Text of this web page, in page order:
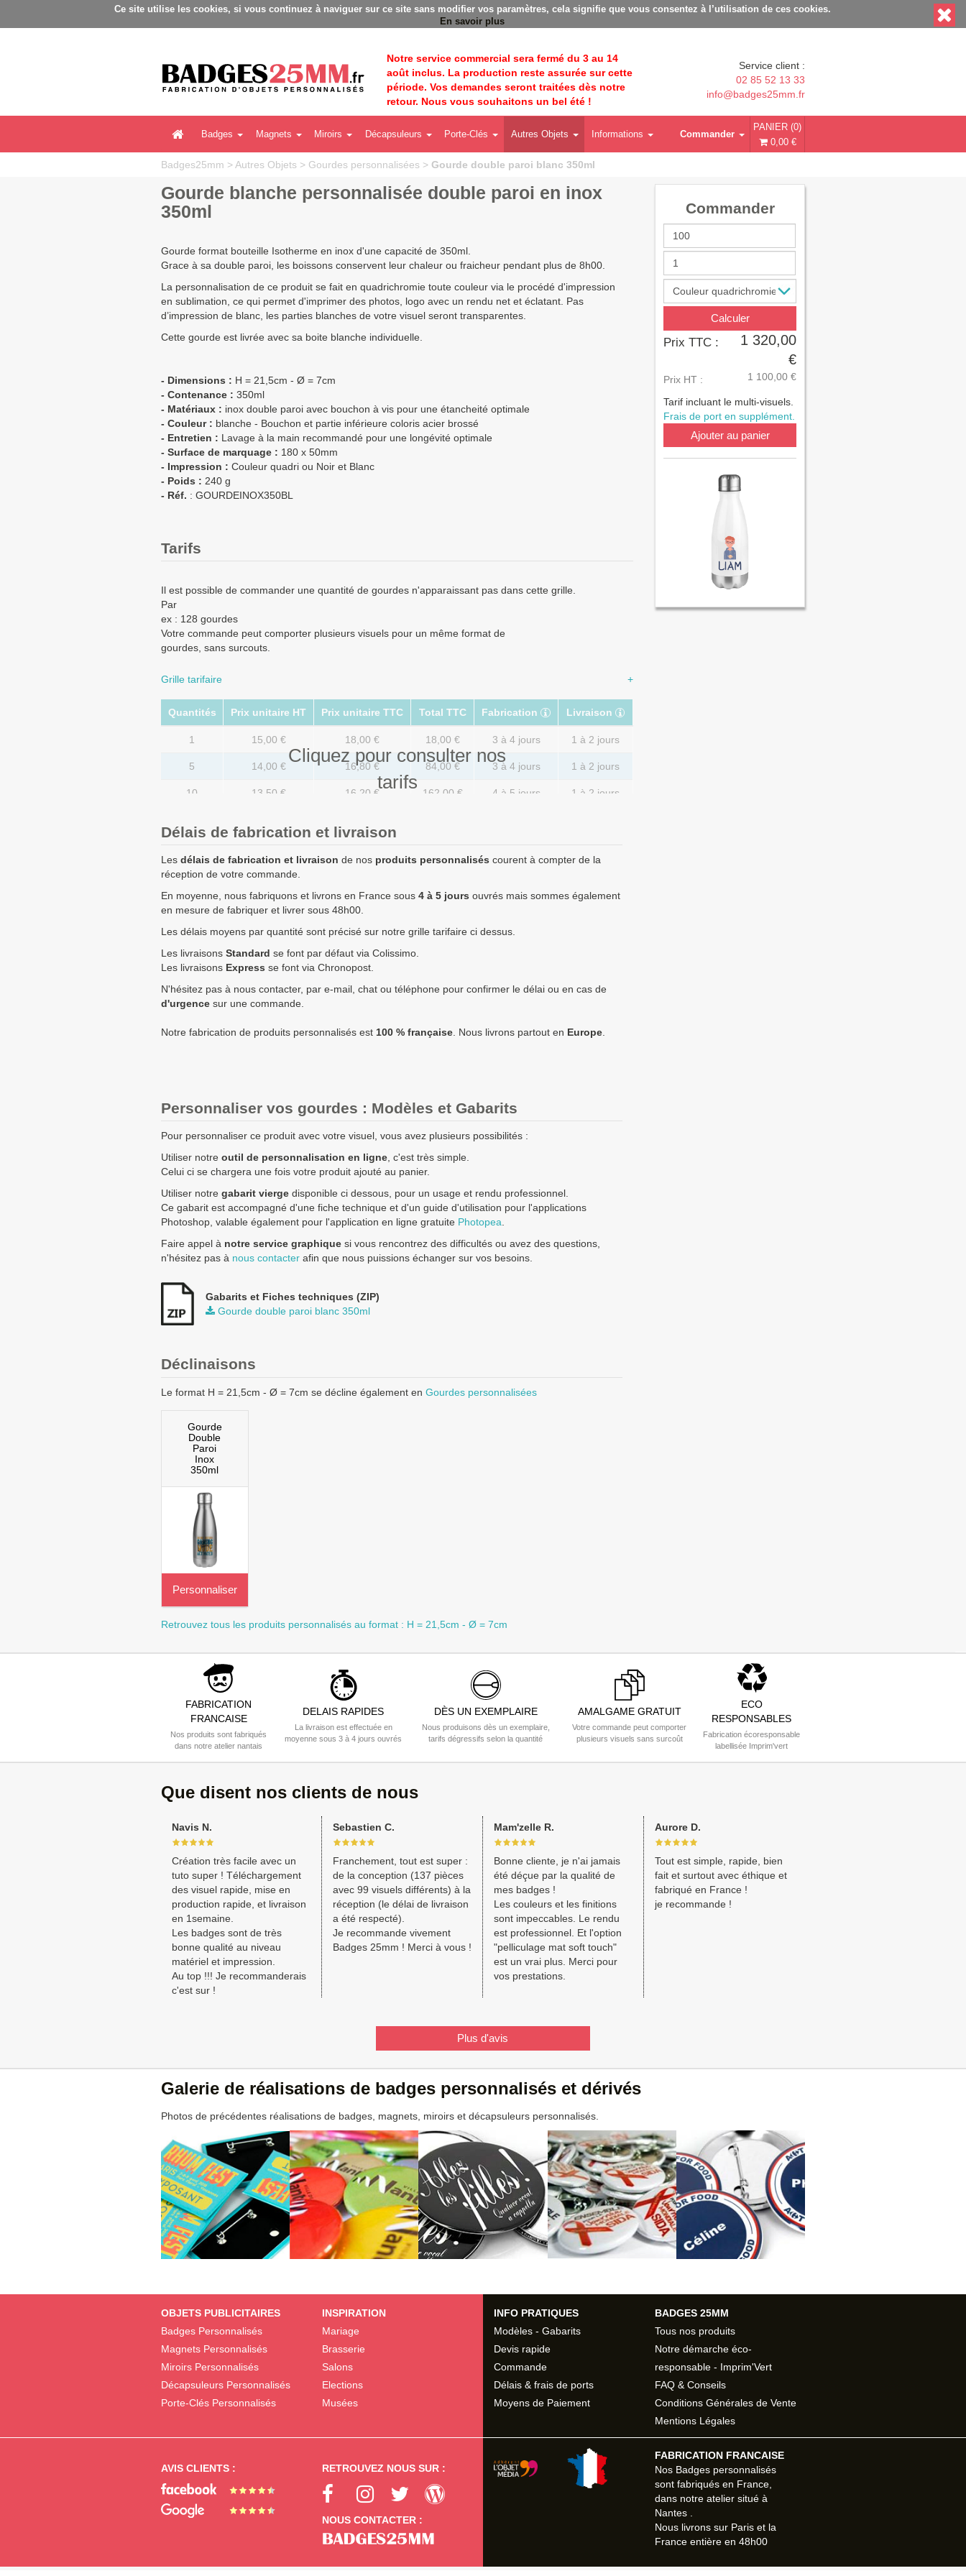
Badges personnalisés - Fabrication Française éco-responsable - Délais rapides - Sans minimum de commande
Ce site utilise les cookies, si vous continuez à naviguer sur ce site sans modifier vos paramètres, cela signifie que vous consentez à l’utilisation de ces cookies.
En savoir plus
Notre service commercial sera fermé du 3 au 14
août inclus. La production reste assurée sur cette
période. Vos demandes seront traitées dès notre
retour. Nous vous souhaitons un bel été !
Service client :
02 85 52 13 33
info@badges25mm.fr
Badges Magnets Miroirs Décapsuleurs Porte-Clés Autres Objets Informations
PANIER (0)
0,00 €
Commander
Badges25mm > Autres Objets > Gourdes personnalisées > Gourde double paroi blanc 350ml
Gourde blanche personnalisée double paroi en inox
350ml
Commander
Calculer
Prix TTC :
1 320,00
€
Prix HT : 1 100,00 €
Tarif incluant le multi-visuels.
Frais de port en supplément.
Ajouter au panier
Gourde format bouteille Isotherme en inox d'une capacité de 350ml.
Grace à sa double paroi, les boissons conservent leur chaleur ou fraicheur pendant plus de 8h00.
La personnalisation de ce produit se fait en quadrichromie toute couleur via le procédé d'impression
en sublimation, ce qui permet d'imprimer des photos, logo avec un rendu net et éclatant. Pas
d’impression de blanc, les parties blanches de votre visuel seront transparentes.
Cette gourde est livrée avec sa boite blanche individuelle.
- Dimensions : H = 21,5cm - Ø = 7cm
- Contenance : 350ml
- Matériaux : inox double paroi avec bouchon à vis pour une étancheité optimale
- Couleur : blanche - Bouchon et partie inférieure coloris acier brossé
- Entretien : Lavage à la main recommandé pour une longévité optimale
- Surface de marquage : 180 x 50mm
- Impression : Couleur quadri ou Noir et Blanc
- Poids : 240 g
- Réf. : GOURDEINOX350BL
Tarifs
Il est possible de commander une quantité de gourdes n'apparaissant pas dans cette grille.
Par
ex : 128 gourdes
Votre commande peut comporter plusieurs visuels pour un même format de
gourdes, sans surcouts.
Grille tarifaire +
Cliquez pour consulter nos
tarifs
Quantités Prix unitaire HT Prix unitaire TTC Total TTC Fabrication Livraison
1 15,00 € 18,00 € 18,00 € 3 à 4 jours 1 à 2 jours
5 14,00 € 16,80 € 84,00 € 3 à 4 jours 1 à 2 jours
10 13,50 € 16,20 € 162,00 € 4 à 5 jours 1 à 2 jours
100 11,00 €
250 10,00 € 12,00 € 3 000,00 € 6 à 10 jours 1 à 2 jours
500 10,80 € 5 400,00 €
Quantités Prix unitaire HT Prix unitaire TTC
+ de 500 Gourde double paroi blanc 350ml à fabriquer ?
personnalisé
Les clients dans l’Union Européennepossédant un numéro de TVA intra-communautairepaient le
Délais de fabrication et livraison
Les délais de fabrication et livraison de nos produits personnalisés courent à compter de la
réception de votre commande.
En moyenne, nous fabriquons et livrons en France sous 4 à 5 jours ouvrés mais sommes également
en mesure de fabriquer et livrer sous 48h00.
Les délais moyens par quantité sont précisé sur notre grille tarifaire ci dessus.
Les livraisons Standard se font par défaut via Colissimo.
Les livraisons Express se font via Chronopost.
N'hésitez pas à nous contacter, par e-mail, chat ou téléphone pour confirmer le délai ou en cas de
d'urgence sur une commande.
Notre fabrication de produits personnalisés est 100 % française . Nous livrons partout en Europe
Personnaliser vos gourdes : Modèles et Gabarits
Pour personnaliser ce produit avec votre visuel, vous avez plusieurs possibilités :
Utiliser notre outil de personnalisation en ligne, c'est très simple.
Celui ci se chargera une fois votre produit ajouté au panier.
Utiliser notre gabarit vierge disponible ci dessous, pour un usage et rendu professionnel.
Ce gabarit est accompagné d'une fiche technique et d'un guide d'utilisation pour l'applications
Photoshop, valable également pour l'application en ligne gratuite Photopea.
Faire appel à notre service graphique si vous rencontrez des difficultés ou avez des questions,
n'hésitez pas à nous contacter afin que nous puissions échanger sur vos besoins.
Gabarits et Fiches techniques (ZIP)
Gourde double paroi blanc 350ml
Déclinaisons
Le format H = 21,5cm - Ø = 7cm se décline également en Gourdes personnalisées
Gourde
Double
Paroi
Inox
350ml
Personnaliser
Retrouvez tous les produits personnalisés au format : H = 21,5cm - Ø = 7cm
FABRICATION
FRANCAISE
Nos produits sont fabriqués
dans notre atelier nantais
DELAIS RAPIDES
La livraison est effectuée en
moyenne sous 3 à 4 jours ouvrés
DÈS UN EXEMPLAIRE
Nous produisons dès un exemplaire,
tarifs dégressifs selon la quantité
AMALGAME GRATUIT
Votre commande peut comporter
plusieurs visuels sans surcoût
ECO
RESPONSABLES
Fabrication écoresponsable
labellisée Imprim'vert
Que disent nos clients de nous
Navis N.
Création très facile avec un
tuto super ! Téléchargement
des visuel rapide, mise en
production rapide, et livraison
en 1semaine.
Les badges sont de très
bonne qualité au niveau
matériel et impression.
Au top !!! Je recommanderais
c'est sur !
Sebastien C.
Franchement, tout est super :
de la conception (137 pièces
avec 99 visuels différents) à la
réception (le délai de livraison
a été respecté).
Je recommande vivement
Badges 25mm ! Merci à vous !
Mam'zelle R.
Bonne cliente, je n'ai jamais
été déçue par la qualité de
mes badges !
Les couleurs et les finitions
sont impeccables. Le rendu
est professionnel. Et l'option
"pelliculage mat soft touch"
est un vrai plus. Merci pour
vos prestations.
Aurore D.
Tout est simple, rapide, bien
fait et surtout avec éthique et
fabriqué en France !
je recommande !
Plus d'avis
Galerie de réalisations de badges personnalisés et dérivés
Photos de précédentes réalisations de badges, magnets, miroirs et décapsuleurs personnalisés.
OBJETS PUBLICITAIRES
Badges Personnalisés
Magnets Personnalisés
Miroirs Personnalisés
Décapsuleurs Personnalisés
Porte-Clés Personnalisés
INSPIRATION
Mariage
Brasserie
Salons
Elections
Musées
INFO PRATIQUES
Modèles - Gabarits
Devis rapide
Commande
Délais & frais de ports
Moyens de Paiement
BADGES 25MM
Tous nos produits
Notre démarche éco-
responsable - Imprim'Vert
FAQ & Conseils
Conditions Générales de Vente
Mentions Légales
AVIS CLIENTS : RETROUVEZ NOUS SUR :
NOUS CONTACTER :
FABRICATION FRANCAISE
Nos Badges personnalisés
sont fabriqués en France,
dans notre atelier situé à
Nantes.
Nous livrons sur Pariset la
France entière en 48h00